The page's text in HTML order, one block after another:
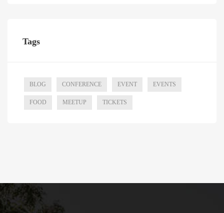
Tags
BLOG CONFERENCE EVENT EVENTS
FOOD MEETUP TICKETS